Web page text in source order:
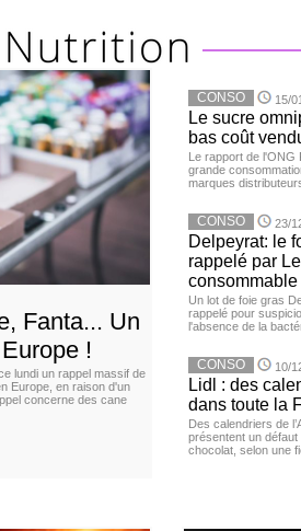
Fanta... Un
!
lundi un rappel massif de
Europe, en raison d'un
concerne des cane
CONSO 15/
Le sucre
bas coût
Le rapport de l'ONG
grande
marques
CONSO 23/
Delpeyrat: le
rappelé par
consommable
Un lot de foie gras
rappelé pour
l'absence de la
CONSO 10/
Lidl : des
dans toute la
Des calendriers de
présentent un défaut
chocolat, selon une